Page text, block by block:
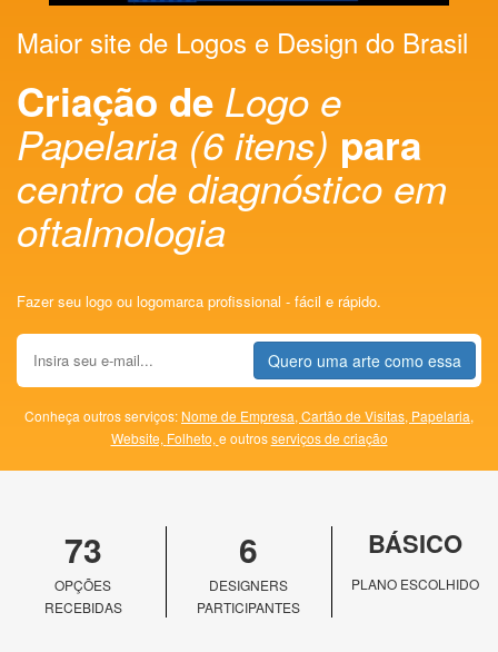
Maior site de Logos e Design do Brasil
Criação de Logo e
Papelaria (6 itens) para
centro de diagnóstico em
oftalmologia
Fazer seu logo ou logomarca profissional - fácil e rápido.
Quero uma arte como essa
Conheça outros serviços: Nome de Empresa, Cartão de Visitas, Papelaria,
Website, Folheto, e outrosserviços de criação
73
OPÇÕES
RECEBIDAS
6
DESIGNERS
PARTICIPANTES
BÁSICO
PLANO ESCOLHIDO